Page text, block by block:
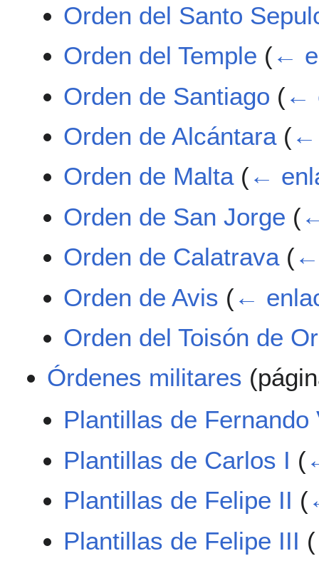
Orden del Santo
Orden del Temple (←
Orden de Santiago (←
Orden de Alcántara (←
Orden de Malta (←
Orden de San Jorge (
Orden de Calatrava (←
Orden de Avis (←
Orden del Toisón de
Órdenes militares
Plantillas de Fernando
Plantillas de Carlos I (
Plantillas de Felipe II (
Plantillas de Felipe III (